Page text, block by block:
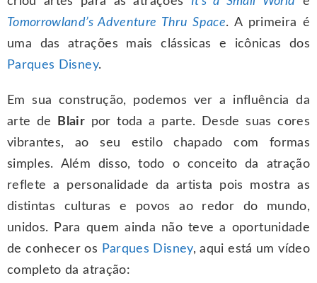
Tomorrowland’s Adventure Thru Space. A primeira é
uma das atrações mais clássicas e icônicas dos
Parques Disney.
Em sua construção, podemos ver a influência da
arte de
Blair por toda a parte. Desde suas cores
vibrantes, ao seu estilo chapado com formas
simples. Além disso, todo o conceito da atração
reflete a personalidade da artista pois mostra as
distintas culturas e povos ao redor do mundo,
unidos. Para quem ainda não teve a oportunidade
de conhecer os Parques Disney, aqui está um vídeo
completo da atração: